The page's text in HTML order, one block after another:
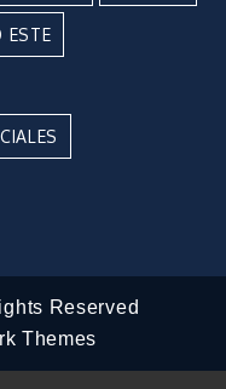
ESTE
Reserved
Themes